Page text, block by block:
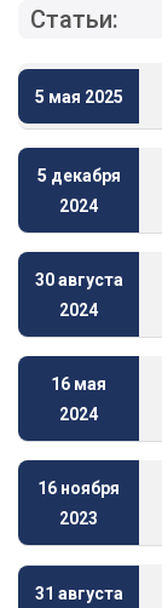
Статьи:
5 мая 2025
5 декабря
2024
30 августа
2024
16 мая
2024
16 ноября
2023
31 августа